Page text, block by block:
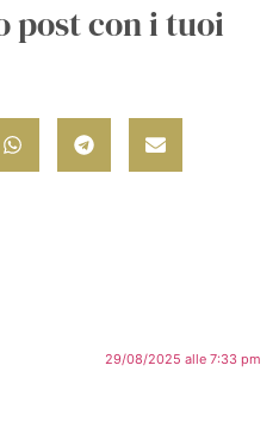
post con i tuoi
29/08/2025 alle 7:33 pm